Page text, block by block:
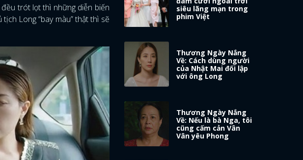
trót lọt thì những diễn biến
Long “bay màu” thật thì sẽ
siêu lãng mạn trong
phim Việt
Thương Ngày Nắng
Về: Cách dùng người
của Nhật Mai đối lập
với ông Long
Thương Ngày Nắng
Về: Nếu là bà Nga, tôi
cũng cấm cản Vân
Vân yêu Phong